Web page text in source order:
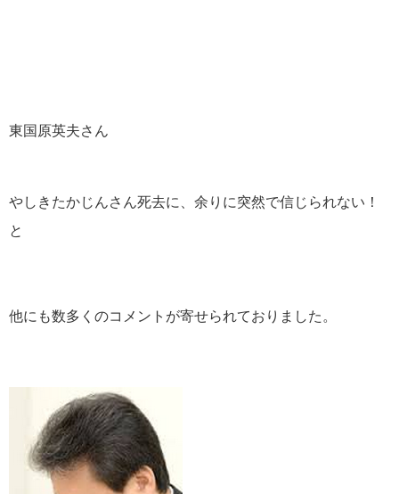
東国原英夫さん
やしきたかじんさん死去に、余りに突然で信じられない！
と
他にも数多くのコメントが寄せられておりました。